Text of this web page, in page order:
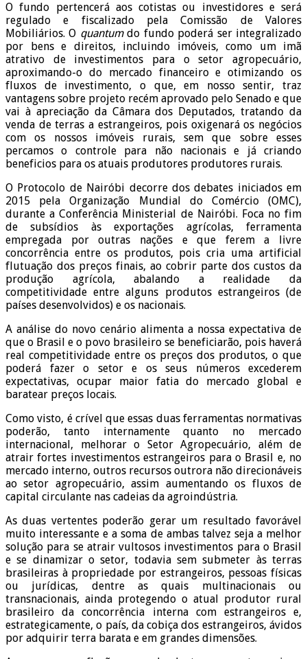
O fundo pertencerá aos cotistas ou investidores e será
regulado e fiscalizado pela Comissão de Valores
Mobiliários. O quantumdo fundo poderá ser integralizado
por bens e direitos, incluindo imóveis, como um imã
atrativo de investimentos para o setor agropecuário,
aproximando-o do mercado financeiro e otimizando os
fluxos de investimento, o que, em nosso sentir, traz
vantagens sobre projeto recém aprovado pelo Senado e que
vai à apreciação da Câmara dos Deputados, tratando da
venda de terras a estrangeiros, pois oxigenará os negócios
com os nossos imóveis rurais, sem que sobre esses
percamos o controle para não nacionais e já criando
beneficios para os atuais produtores produtores rurais.
O Protocolo de Nairóbi decorre dos debates iniciados em
2015 pela Organização Mundial do Comércio (OMC),
durante a Conferência Ministerial de Nairóbi. Foca no fim
de subsídios às exportações agrícolas, ferramenta
empregada por outras nações e que ferem a livre
concorrência entre os produtos, pois cria uma artificial
flutuação dos preços finais, ao cobrir parte dos custos da
produção agrícola, abalando a realidade da
competitividade entre alguns produtos estrangeiros (de
países desenvolvidos) e os nacionais.
A análise do novo cenário alimenta a nossa expectativa de
que o Brasil e o povo brasileiro se beneficiarão, pois haverá
real competitividade entre os preços dos produtos, o que
poderá fazer o setor e os seus números excederem
expectativas, ocupar maior fatia do mercado global e
baratear preços locais.
Como visto, é crível que essas duas ferramentas normativas
poderão, tanto internamente quanto no mercado
internacional, melhorar o Setor Agropecuário, além de
atrair fortes investimentos estrangeiros para o Brasil e, no
mercado interno, outros recursos outrora não direcionáveis
ao setor agropecuário, assim aumentando os fluxos de
capital circulante nas cadeias da agroindústria.
As duas vertentes poderão gerar um resultado favorável
muito interessante e a soma de ambas talvez seja a melhor
solução para se atrair vultosos investimentos para o Brasil
e se dinamizar o setor, todavia sem submeter às terras
brasileiras à propriedade por estrangeiros, pessoas físicas
ou jurídicas, dentre as quais multinacionais ou
transnacionais, ainda protegendo o atual produtor rural
brasileiro da concorrência interna com estrangeiros e,
estrategicamente, o país, da cobiça dos estrangeiros, ávidos
por adquirir terra barata e em grandes dimensões.